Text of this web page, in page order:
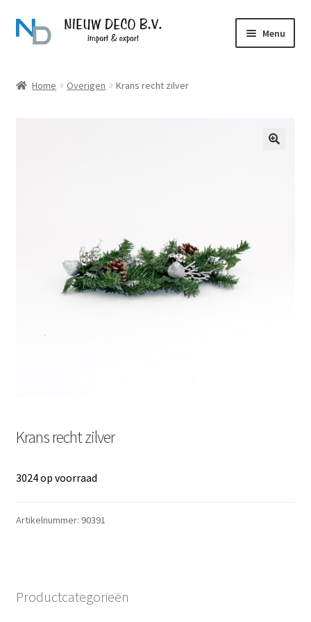
Ga
door
navigatie
Ga
naar
inhoud
Menu
Home Overigen Krans recht zilver
Krans recht zilver
3024 op voorraad
Artikelnummer: 90391
Productcategorieën